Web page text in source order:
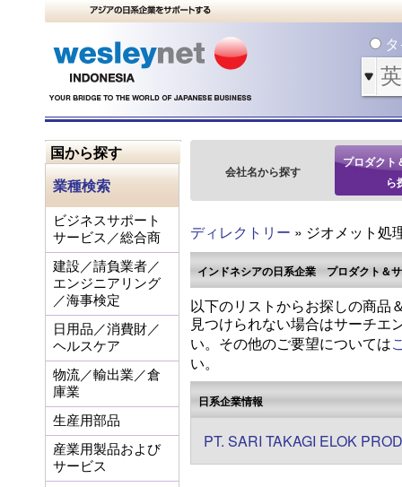
国から探す
業種検索
ビジネスサポート
サービス／総合商
建設／請負業者／
エンジニアリング
／海事検定
日用品／消費財／
ヘルスケア
物流／輸出業／倉
庫業
生産用部品
産業用製品および
サービス
会社名から探す
プロダクト
ら
ディレクトリー » ジオメット処
インドネシアの日系企業 プロダクト＆
以下のリストからお探しの商品
見つけられない場合はサーチエ
い。その他のご要望については
い。
日系企業情報
PT. SARI TAKAGI ELOK